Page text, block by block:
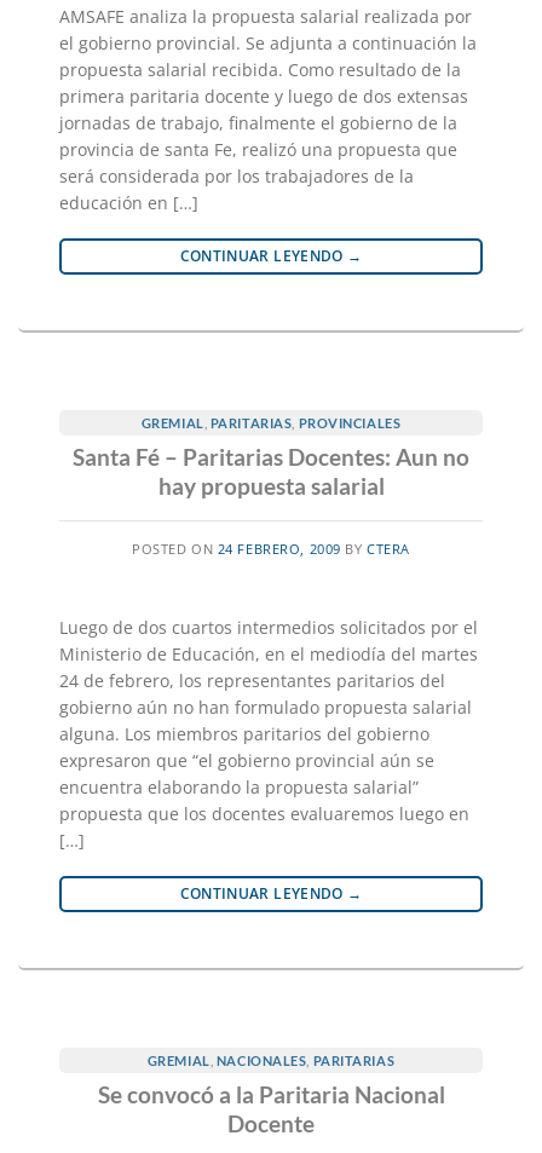
AMSAFE analiza la propuesta salarial realizada por
el gobierno provincial. Se adjunta a continuación la
propuesta salarial recibida. Como resultado de la
primera paritaria docente y luego de dos extensas
jornadas de trabajo, finalmente el gobierno de la
provincia de santa Fe, realizó una propuesta que
será considerada por los trabajadores de la
educación en […]
CONTINUAR LEYENDO →
GREMIAL PARITARIAS PROVINCIALES
Santa Fé – Paritarias Docentes: Aun no
hay propuesta salarial
POSTED ON 24 FEBRERO, 2009 BY CTERA
Luego de dos cuartos intermedios solicitados por el
Ministerio de Educación, en el mediodía del martes
24 de febrero, los representantes paritarios del
gobierno aún no han formulado propuesta salarial
alguna. Los miembros paritarios del gobierno
expresaron que “el gobierno provincial aún se
encuentra elaborando la propuesta salarial”
propuesta que los docentes evaluaremos luego en
[…]
CONTINUAR LEYENDO →
GREMIAL NACIONALES PARITARIAS
Se convocó a la Paritaria Nacional
Docente